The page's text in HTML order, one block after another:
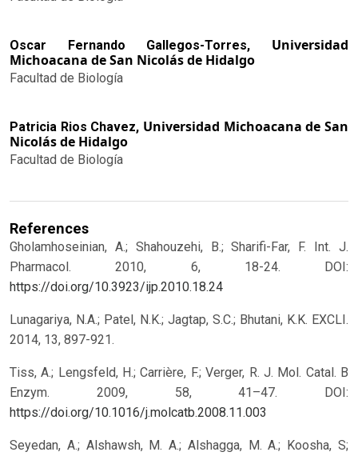
Oscar Fernando Gallegos-Torres, Universidad
Michoacana de San Nicolás de Hidalgo
Facultad de Biología
Patricia Rios Chavez, Universidad Michoacana de San
Nicolás de Hidalgo
Facultad de Biología
References
Gholamhoseinian, A.; Shahouzehi, B.; Sharifi-Far, F. Int. J.
Pharmacol. 2010, 6, 18-24. DOI:
https://doi.org/10.3923/ijp.2010.18.24
Lunagariya, N.A.; Patel, N.K.; Jagtap, S.C.; Bhutani, K.K. EXCLI.
2014, 13, 897-921.
Tiss, A.; Lengsfeld, H.; Carrière, F.; Verger, R. J. Mol. Catal. B
Enzym. 2009, 58, 41–47. DOI:
https://doi.org/10.1016/j.molcatb.2008.11.003
Seyedan, A.; Alshawsh, M. A.; Alshagga, M. A.; Koosha, S;